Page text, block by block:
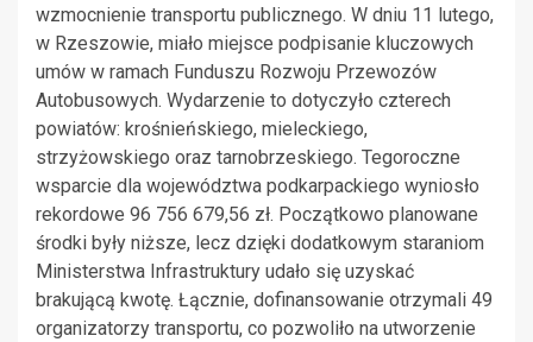
wzmocnienie transportu publicznego. W dniu 11 lutego,
w Rzeszowie, miało miejsce podpisanie kluczowych
umów w ramach Funduszu Rozwoju Przewozów
Autobusowych. Wydarzenie to dotyczyło czterech
powiatów: krośnieńskiego, mieleckiego,
strzyżowskiego oraz tarnobrzeskiego. Tegoroczne
wsparcie dla województwa podkarpackiego wyniosło
rekordowe 96 756 679,56 zł. Początkowo planowane
środki były niższe, lecz dzięki dodatkowym staraniom
Ministerstwa Infrastruktury udało się uzyskać
brakującą kwotę. Łącznie, dofinansowanie otrzymali 49
organizatorzy transportu, co pozwoliło na utworzenie